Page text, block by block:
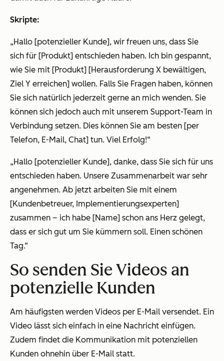
Skripte:
„Hallo [potenzieller Kunde], wir freuen uns, dass Sie
sich für [Produkt] entschieden haben. Ich bin gespannt,
wie Sie mit [Produkt] [Herausforderung X bewältigen,
Ziel Y erreichen] wollen. Falls Sie Fragen haben, können
Sie sich natürlich jederzeit gerne an mich wenden. Sie
können sich jedoch auch mit unserem Support-Team in
Verbindung setzen. Dies können Sie am besten [per
Telefon, E-Mail, Chat] tun. Viel Erfolg!“
„Hallo [potenzieller Kunde], danke, dass Sie sich für uns
entschieden haben. Unsere Zusammenarbeit war sehr
angenehmen. Ab jetzt arbeiten Sie mit einem
[Kundenbetreuer, Implementierungsexperten]
zusammen – ich habe [Name] schon ans Herz gelegt,
dass er sich gut um Sie kümmern soll. Einen schönen
Tag.“
So senden Sie Videos an
potenzielle Kunden
Am häufigsten werden Videos per E-Mail versendet. Ein
Video lässt sich einfach in eine Nachricht einfügen.
Zudem findet die Kommunikation mit potenziellen
Kunden ohnehin über E-Mail statt.